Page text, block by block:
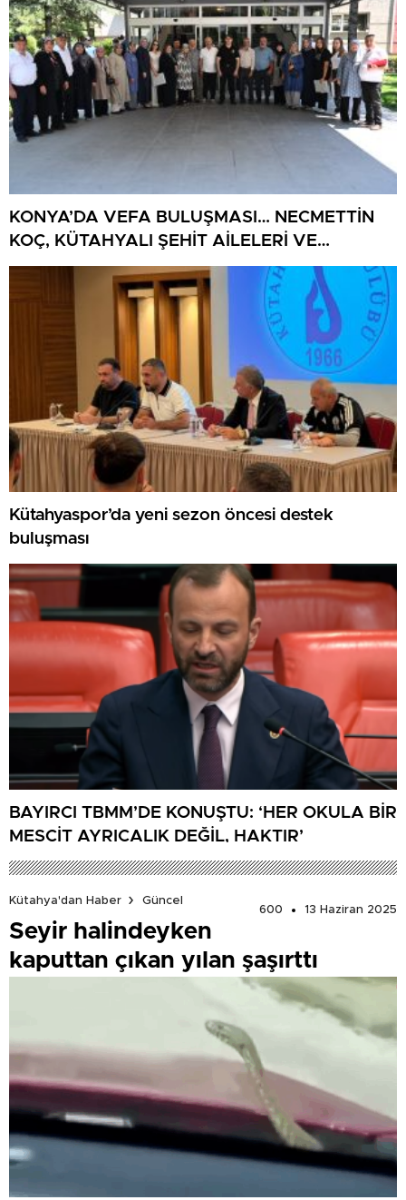
KONYA’DA VEFA BULUŞMASI… NECMETTİN
KOÇ, KÜTAHYALI ŞEHİT AİLELERİ VE
GAZİLERİ AĞIRLADI
Kütahyaspor’da yeni sezon öncesi destek
buluşması
BAYIRCI TBMM’DE KONUŞTU: ‘HER OKULA BİR
MESCİT AYRICALIK DEĞİL, HAKTIR’
Kütahya'dan Haber
Güncel
600
13 Haziran 2025
Seyir halindeyken
kaputtan çıkan yılan şaşırttı